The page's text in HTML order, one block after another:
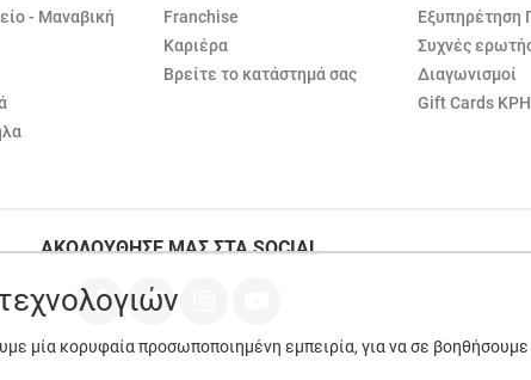
- Μαναβική
Franchise
Καριέρα
Βρείτε το κατάστημά σας
Εξυπηρέτηση
Συχνές
Διαγωνισμοί
Gift Cards
ΑΚΟΛΟΥΘΗΣΕ ΜΑΣ ΣΤΑ SOCIAL
μία κορυφαία προσωποποιημένη εμπειρία, για να σε